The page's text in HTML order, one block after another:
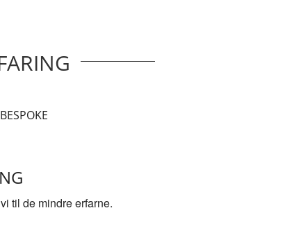
til de mindre erfarne.